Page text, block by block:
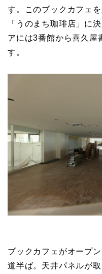
す。このブックカフェ
「うのまち珈琲店」に
アには3番館から喜久屋
す。
ブックカフェがオープ
道半ば。天井パネルが